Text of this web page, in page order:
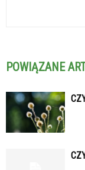
POWIĄZANE